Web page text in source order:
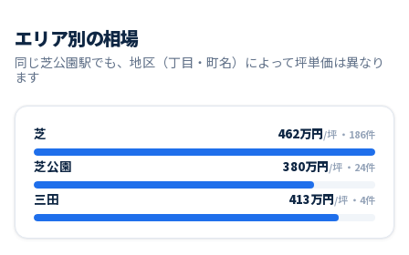
エリア別の相場
同じ芝公園駅でも、地区（丁目・町名）によって坪単価は異なり
ます
芝 462万円/坪 ・ 186件
芝公園 380万円/坪 ・ 24件
三田 413万円/坪 ・ 4件